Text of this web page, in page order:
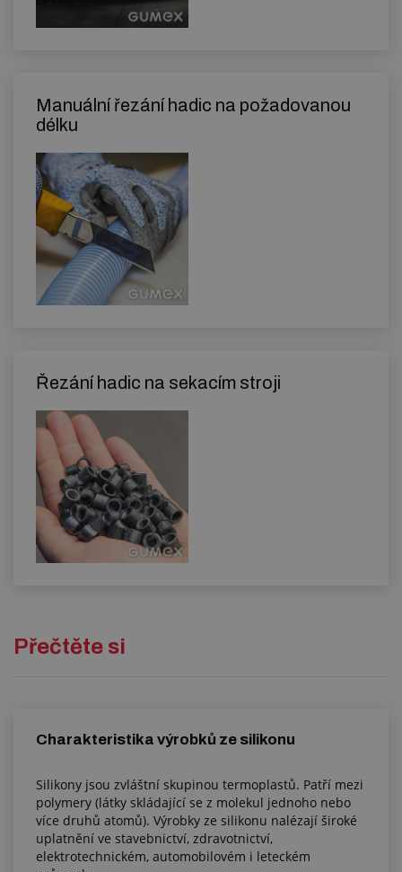
Manuální řezání hadic na požadovanou
délku
Řezání hadic na sekacím stroji
Přečtěte si
Charakteristika výrobků ze silikonu
Silikony jsou zvláštní skupinou termoplastů. Patří mezi
polymery (látky skládající se z molekul jednoho nebo
více druhů atomů). Výrobky ze silikonu nalézají široké
uplatnění ve stavebnictví, zdravotnictví,
elektrotechnickém, automobilovém i leteckém